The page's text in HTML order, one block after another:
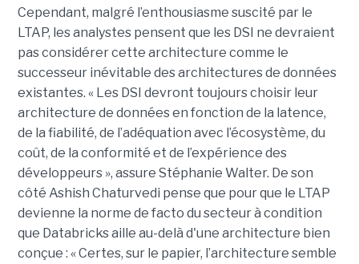
Cependant, malgré l’enthousiasme suscité par le
LTAP, les analystes pensent que les DSI ne devraient
pas considérer cette architecture comme le
successeur inévitable des architectures de données
existantes. « Les DSI devront toujours choisir leur
architecture de données en fonction de la latence,
de la fiabilité, de l’adéquation avec l’écosystème, du
coût, de la conformité et de l’expérience des
développeurs », assure Stéphanie Walter. De son
côté Ashish Chaturvedi pense que pour que le LTAP
devienne la norme de facto du secteur à condition
que Databricks aille au-delà d'une architecture bien
conçue : « Certes, sur le papier, l’architecture semble